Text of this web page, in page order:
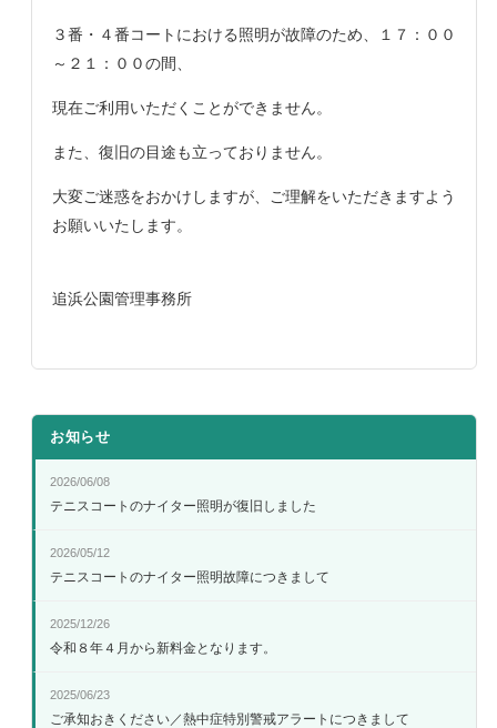
３番・４番コートにおける照明が故障のため、１７：００
～２１：００の間、
現在ご利用いただくことができません。
また、復旧の目途も立っておりません。
大変ご迷惑をおかけしますが、ご理解をいただきますよう
お願いいたします。
追浜公園管理事務所
お知らせ
2026/06/08
テニスコートのナイター照明が復旧しました
2026/05/12
テニスコートのナイター照明故障につきまして
2025/12/26
令和８年４月から新料金となります。
2025/06/23
ご承知おきください／熱中症特別警戒アラートにつきまして